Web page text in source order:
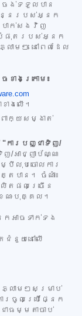
ង់ទទួលបាន
ន្នរបស់អ្នក
រាក់សងវិញ
បំផុតរបស់អ្នក
មៗ នៅពេលដែល
ខាងក្រោម៖
ាងលើ។
ាក្យសម្ងាត់
"ការបញ្ជាទិញ/
ញ/អាជ្ញាប័ណ្ណ
លុបចោលការ
បាន។ ចំណាំ៖
តផលច្រើន
ណៈបុគ្គល។
អាចទាក់ទង
នួយនៅលើ
ភ្លាមៗសម្រាប់
រចូលប្រើផ្នែក
ាធម្មតាចាប់